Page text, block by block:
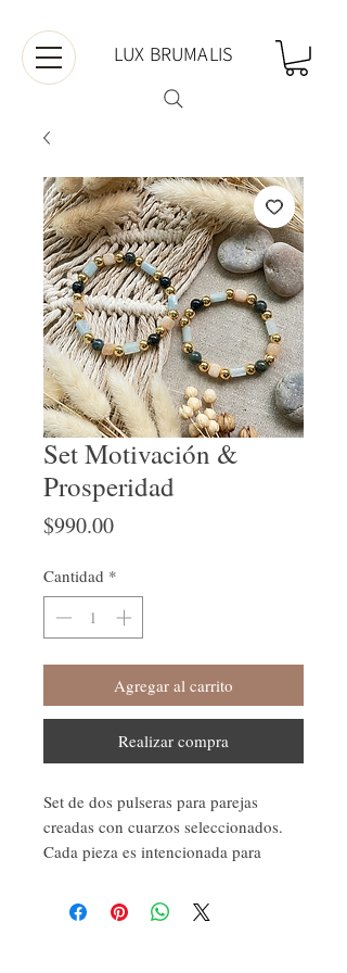
LUX BRUMALIS
Set Motivación &
Prosperidad
$990.00Precio
Cantidad *
Agregar al carrito
Realizar compra
Set de dos pulseras para parejas
creadas con cuarzos seleccionados.
Cada pieza es intencionada para
armonía y el crecimiento mutuo,
convirtiéndose en un hermoso